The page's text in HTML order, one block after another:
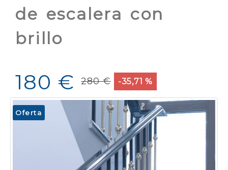
de escalera con
brillo
180 € 280 € -35,71 %
Oferta